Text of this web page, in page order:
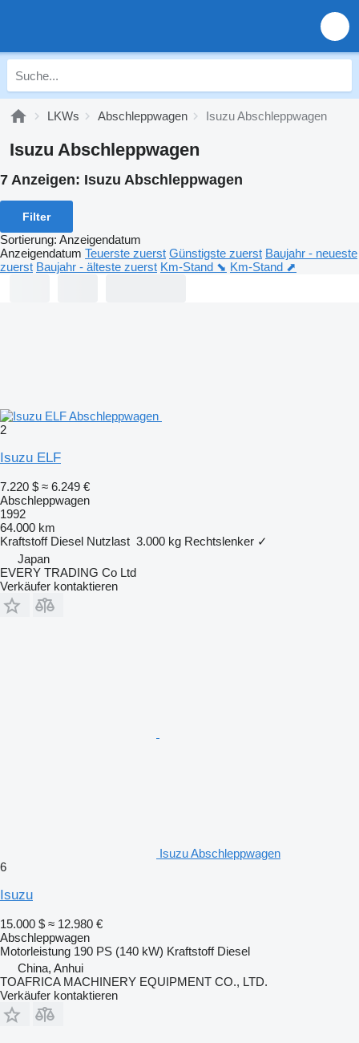
LKWs Abschleppwagen Isuzu Abschleppwagen
Isuzu Abschleppwagen
7 Anzeigen: Isuzu Abschleppwagen
Filter
Sortierung: Anzeigendatum
Anzeigendatum Teuerste zuerst Günstigste zuerst Baujahr - neueste
zuerst Baujahr - älteste zuerst Km-Stand ⬊ Km-Stand ⬈
2
Isuzu ELF
7.220 $ ≈ 6.249 €
Abschleppwagen
1992
64.000 km
Kraftstoff Diesel Nutzlast 3.000 kg Rechtslenker ✓
Japan
EVERY TRADING Co Ltd
Verkäufer kontaktieren
Isuzu Abschleppwagen
6
Isuzu
15.000 $ ≈ 12.980 €
Abschleppwagen
Motorleistung 190 PS (140 kW) Kraftstoff Diesel
China, Anhui
TOAFRICA MACHINERY EQUIPMENT CO., LTD.
Verkäufer kontaktieren